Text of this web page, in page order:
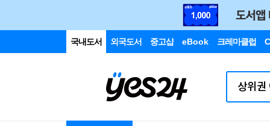
국내도서 외국도서 중고샵 eBook 크레마클럽